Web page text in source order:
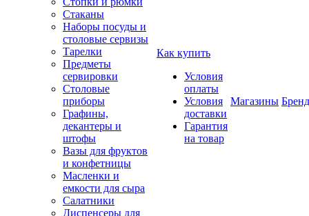
Стаканы
Наборы посуды и
столовые сервизы
Тарелки
Предметы
сервировки
Столовые
приборы
Графины,
декантеры и
штофы
Вазы для фруктов
и конфетницы
Масленки и
емкости для сыра
Салатники
Диспенсеры для
Как купить
Условия
оплаты
Условия
доставки
Гарантия
на товар
Магазины